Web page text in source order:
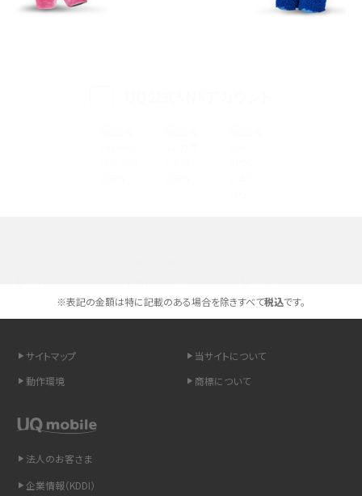
iPhone 16とiPhone 15の違いは？カメラ・スペック・機能を徹底比較
LINEの通知がこない時の原因と対処法9選！設定の確認手順も解説
非通知設定とは？184で電話をかける方法やiPhone・Androidの設定を解説
iCloudの使用容量を減らす9つの方法！使用状況の確認手順も紹介
※表記の金額は特に記載のある場合を除きすべて税込です。
サイトマップ
当サイトについて
動作環境
商標について
法人のお客さま
企業情報（KDDI）